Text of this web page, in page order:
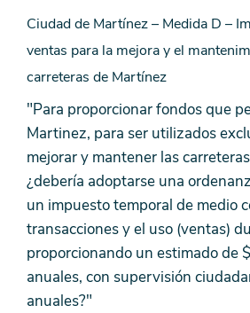
Ciudad de Martínez – Medida D –
ventas para la mejora y el
carreteras de Martínez
"Para proporcionar fondos que
Martinez, para ser utilizados
mejorar y mantener las
¿debería adoptarse una
un impuesto temporal de medio
transacciones y el uso (ventas)
proporcionando un estimado de
anuales, con supervisión
anuales?"